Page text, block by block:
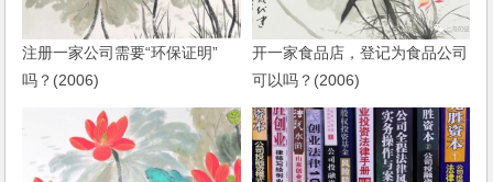
注册一家公司需要“环保证明”
吗？(2006)
开一家食品店，登记为食品公司
可以吗？(2006)